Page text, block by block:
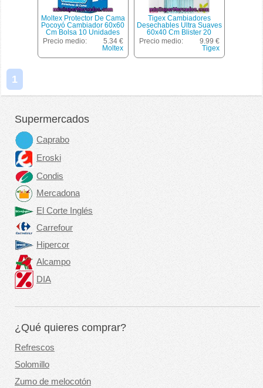
Moltex Protector De Cama
Pocoyó Cambiador 60x60
Cm Bolsa 10 Unidades
Precio medio:
5.34 €
Moltex
Tigex Cambiadores
Desechables Ultra Suaves
60x40 Cm Blister 20
Unidades
Precio medio:
9.99 €
Tigex
1
Supermercados
Caprabo
Eroski
Condis
Mercadona
El Corte Inglés
Carrefour
Hipercor
Alcampo
DIA
¿Qué quieres comprar?
Refrescos
Solomillo
Zumo de melocotón